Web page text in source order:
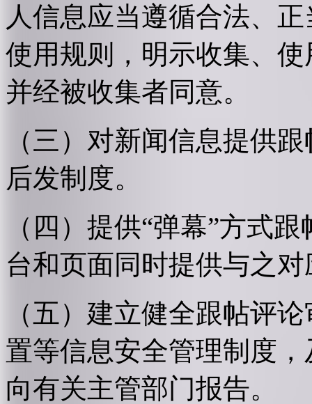
人信息应当遵循合法、
使用规则，明示收集、
并经被收集者同意。
（三）对新闻信息提供
后发制度。
（四）提供“弹幕”方式
台和页面同时提供与之
（五）建立健全跟帖评
置等信息安全管理制度
向有关主管部门报告。